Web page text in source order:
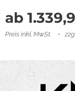
ab
Preis inkl. MwSt.